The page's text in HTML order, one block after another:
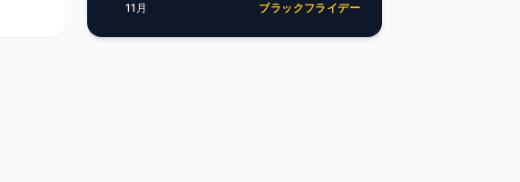
11月 ブラックフライデー